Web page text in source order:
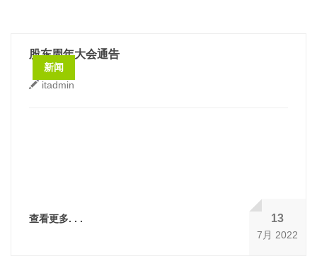
新闻
股东周年大会通告
itadmin
查看更多. . . 13
7月 2022